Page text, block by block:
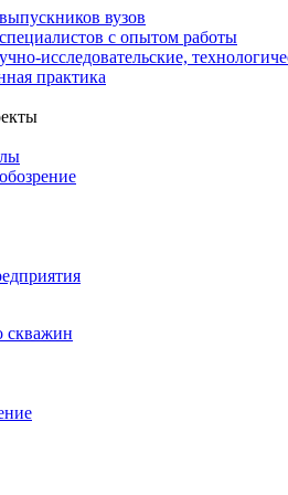
вузов
с опытом работы
исследовательские,
практика
скважин